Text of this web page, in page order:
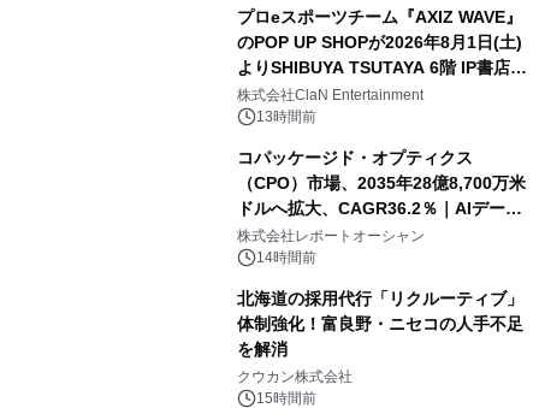
プロeスポーツチーム『AXIZ WAVE』
のPOP UP SHOPが2026年8月1日(土)
よりSHIBUYA TSUTAYA 6階 IP書店で
開催決定！！
株式会社ClaN Entertainment
13時間前
コパッケージド・オプティクス
（CPO）市場、2035年28億8,700万米
ドルへ拡大、CAGR36.2％｜AIデータ
センター・高速光通信需要が成長を加
速
株式会社レポートオーシャン
14時間前
北海道の採用代行「リクルーティブ」
体制強化！富良野・ニセコの人手不足
を解消
クウカン株式会社
15時間前